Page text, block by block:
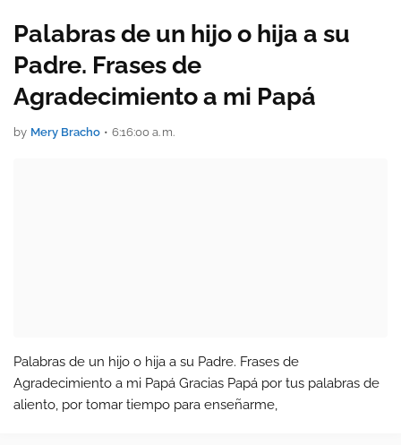
Palabras de un hijo o hija a su
Padre. Frases de
Agradecimiento a mi Papá
by Mery Bracho • 6:16:00 a. m.
Palabras de un hijo o hija a su Padre. Frases de
Agradecimiento a mi Papá Gracias Papá por tus palabras de
aliento, por tomar tiempo para enseñarme,